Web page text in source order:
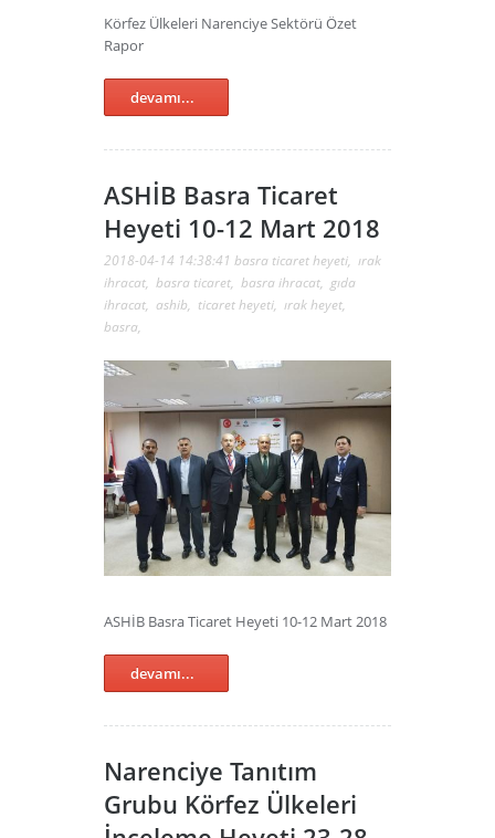
Körfez Ülkeleri Narenciye Sektörü Özet
Rapor
devamı...
ASHİB Basra Ticaret
Heyeti 10-12 Mart 2018
2018-04-14 14:38:41 basra ticaret heyeti, ırak
ihracat, basra ticaret, basra ihracat, gıda
ihracat, ashib, ticaret heyeti, ırak heyet,
basra,
ASHİB Basra Ticaret Heyeti 10-12 Mart 2018
devamı...
Narenciye Tanıtım
Grubu Körfez Ülkeleri